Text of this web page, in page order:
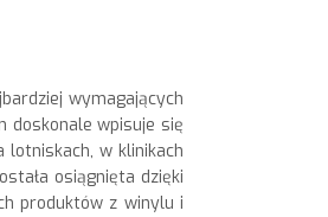
wymagających
doskonale wpisuje się
w klinikach
osiągnięta dzięki
produktów z winylu i